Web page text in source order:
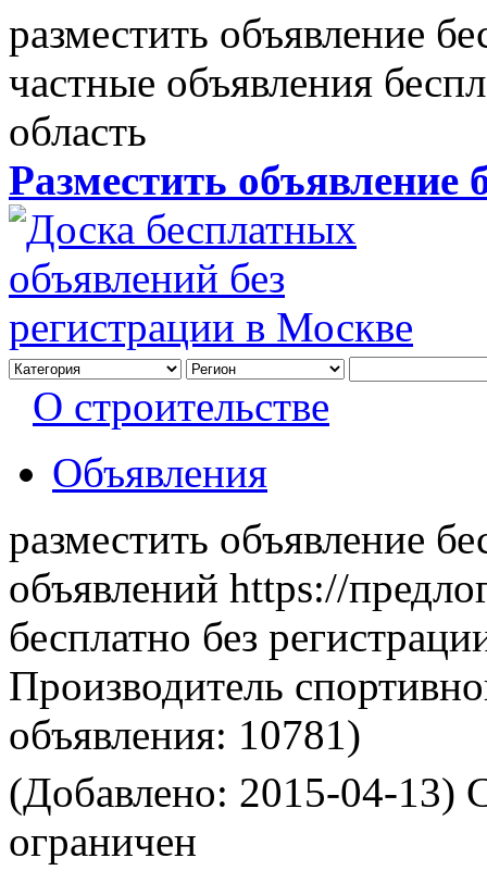
разместить объявление
частные объявления
область
Разместить объявление
О строительстве
Объявления
разместить объявление
объявлений https://
бесплатно без
Производитель
объявления: 10781)
(Добавлено: 2015-04-13)
ограничен